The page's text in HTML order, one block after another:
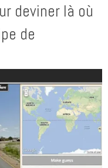
deviner là où
de